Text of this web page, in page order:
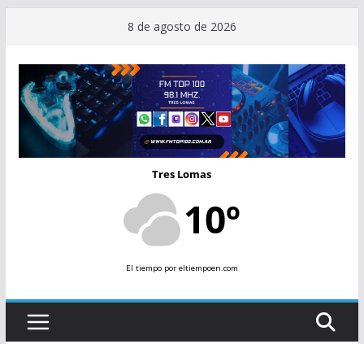
contenido
8 de agosto de 2026
Tres Lomas
10º
El tiempopor eltiempoen.com